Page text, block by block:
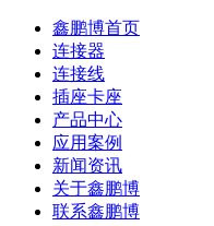
鑫鹏博首页
连接器
连接线
插座卡座
产品中心
应用案例
新闻资讯
关于鑫鹏博
联系鑫鹏博